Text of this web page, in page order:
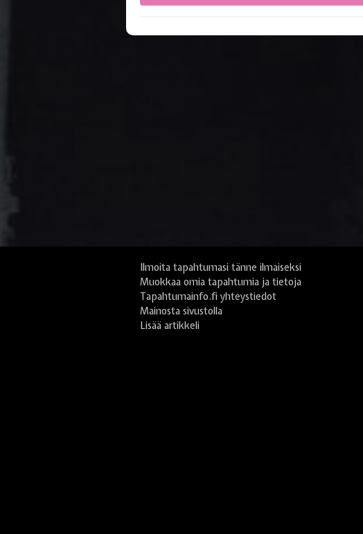
Ilmoita tapahtumasi tänne ilmaiseksi
Muokkaa omia tapahtumia ja tietoja
Tapahtumainfo.fi yhteystiedot
Mainosta sivustolla
Lisää artikkeli